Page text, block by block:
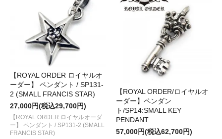
【ROYAL ORDER ロイヤルオ
ーダー】 ペンダント / SP131-
2 (SMALL FRANCIS STAR)
27,000円(税込29,700円)
【ROYAL ORDER ロイヤルオーダ
ー】 ペンダント / SP131-2 (SMALL
FRANCIS STAR)
【ROYAL ORDER/ロイヤルオ
ーダー】ペンダン
ト/SP14:SMALL KEY
PENDANT
57,000円(税込62,700円)